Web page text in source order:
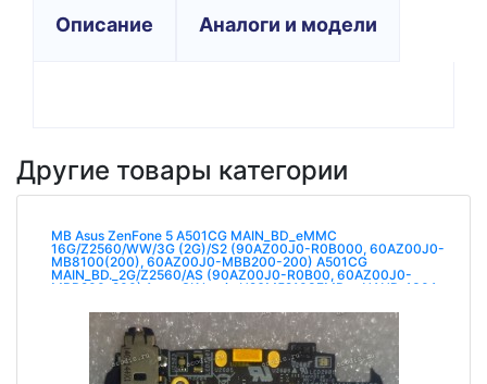
Описание Аналоги и модели
Другие товары категории
MB Asus ZenFone 5 A501CG MAIN_BD_eMMC
16G/Z2560/WW/3G (2G)/S2 (90AZ00J0-R0B000, 60AZ00J0-
MB8100(200), 60AZ00J0-MBB200-200) A501CG
MAIN_BD._2G/Z2560/AS (90AZ00J0-R0B00, 60AZ00J0-
MBB200-200) 1 чип SK hynix H26M52103FMR e-NAND 430A